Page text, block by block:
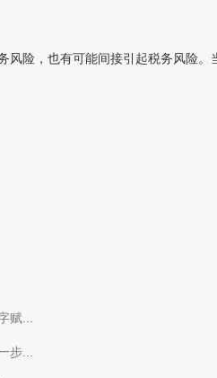
险，也有可能间接引起税务风险。
赋...
步...